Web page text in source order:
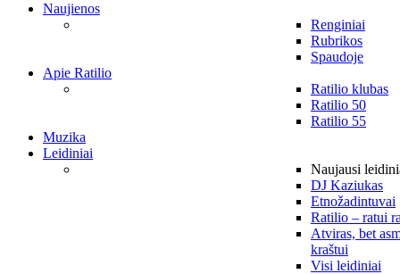
Naujienos
Renginiai
Rubrikos
Spaudoje
Apie Ratilio
Ratilio klubas
Ratilio 50
Ratilio 55
Muzika
Leidiniai
Naujausi
DJ Kaziukas
Etnožadintuvai
Ratilio – ratui
Atviras, bet
kraštui
Visi leidiniai